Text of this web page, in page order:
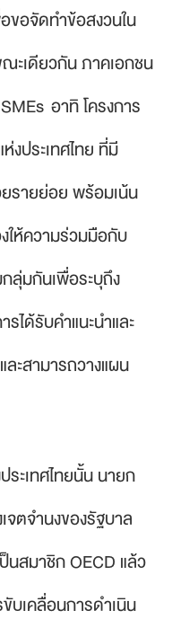
ขอจัดทำข้อสงวนใน
ะเดียวกัน ภาคเอกชน
อาทิ โครงการ
ประเทศไทย ที่มี
รายย่อย พร้อมเน้น
ให้ความร่วมมือกับ
ลุ่มกันเพื่อระบุถึง
ได้รับคำแนะนำและ
ะสามารถวางแผน
ะเทศไทยนั้น นายก
จตจำนงของรัฐบาล
นสมาชิก OECD แล้ว
บเคลื่อนการดำเนิน